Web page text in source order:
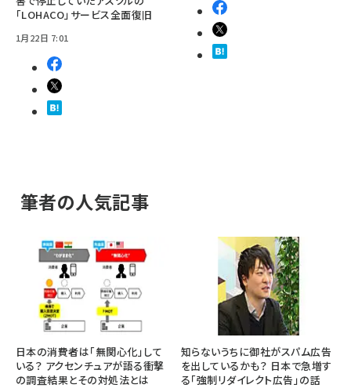
「LOHACO」サービス全面復旧
1月22日 7:01
筆者の人気記事
日本の消費者は「無関心化」して
いる？ アクセンチュアが語る衝撃
の調査結果とその対処法とは
知らないうちに御社がスパム広告
を出しているかも？ 日本で急増す
る「強制リダイレクト広告」の話